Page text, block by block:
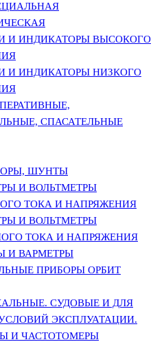
И ИНДИКАТОРЫ ВЫСОКОГО
И ИНДИКАТОРЫ НИЗКОГО
СПАСАТЕЛЬНЫЕ
ШУНТЫ
И ВОЛЬТМЕТРЫ
ТОКА И НАПРЯЖЕНИЯ
И ВОЛЬТМЕТРЫ
ТОКА И НАПРЯЖЕНИЯ
И ВАРМЕТРЫ
ПРИБОРЫ ОРБИТ
СУДОВЫЕ И ДЛЯ
ЭКСПЛУАТАЦИИ.
И ЧАСТОТОМЕРЫ